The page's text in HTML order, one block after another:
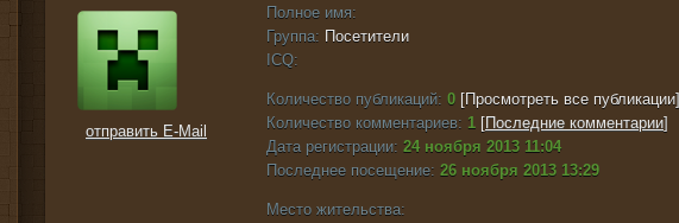
отправить E-Mail
Полное имя:
Группа: Посетители
ICQ:
Количество публикаций: 0 [Просмотреть все публикации]
Количество комментариев: 1 [Последние комментарии]
Дата регистрации: 24 ноября 2013 11:04
Последнее посещение: 26 ноября 2013 13:29
Место жительства: